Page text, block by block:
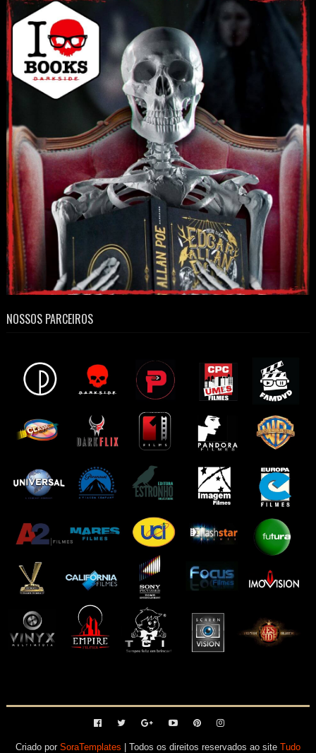
NOSSOS PARCEIROS
Criado por SoraTemplates | Todos os direitos reservados ao site Tudo